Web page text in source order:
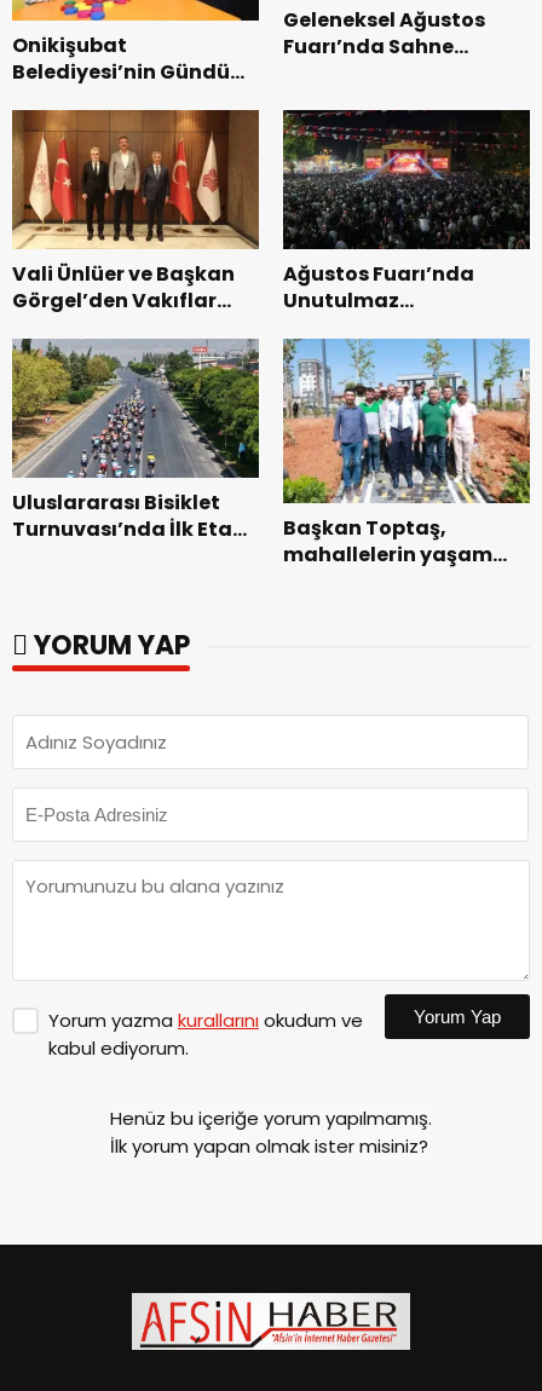
Onikişubat
Belediyesi’nin Gündüz
dönemin ön kayıtları
başladı.
Geleneksel Ağustos
Fuarı’nda Sahne
Vali Ünlüer ve Başkan
Görgel’den Vakıflar
ziyaret.
Ağustos Fuarı’nda
Unutulmaz
Uluslararası Bisiklet
Turnuvası’nda İlk Etap
Başkan Toptaş,
mahallelerin yaşam
YORUM YAP
Yorum yazma kurallarınıokudum ve
kabul ediyorum.
Yorum Yap
Henüz bu içeriğe yorum yapılmamış.
İlk yorum yapan olmak ister misiniz?